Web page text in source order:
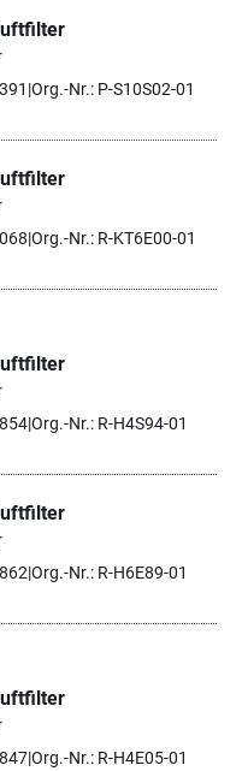
Org.-Nr.: P-S10S02-01
Org.-Nr.: R-KT6E00-01
Org.-Nr.: R-H4S94-01
Org.-Nr.: R-H6E89-01
Org.-Nr.: R-H4E05-01